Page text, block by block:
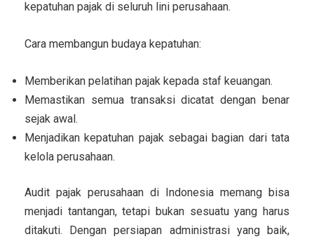
kepatuhan pajak di seluruh lini perusahaan.
Cara membangun budaya kepatuhan:
Memberikan pelatihan pajak kepada staf keuangan.
Memastikan semua transaksi dicatat dengan benar
sejak awal.
Menjadikan kepatuhan pajak sebagai bagian dari tata
kelola perusahaan.
Audit pajak perusahaan di Indonesia memang bisa
menjadi tantangan, tetapi bukan sesuatu yang harus
ditakuti. Dengan persiapan administrasi yang baik,